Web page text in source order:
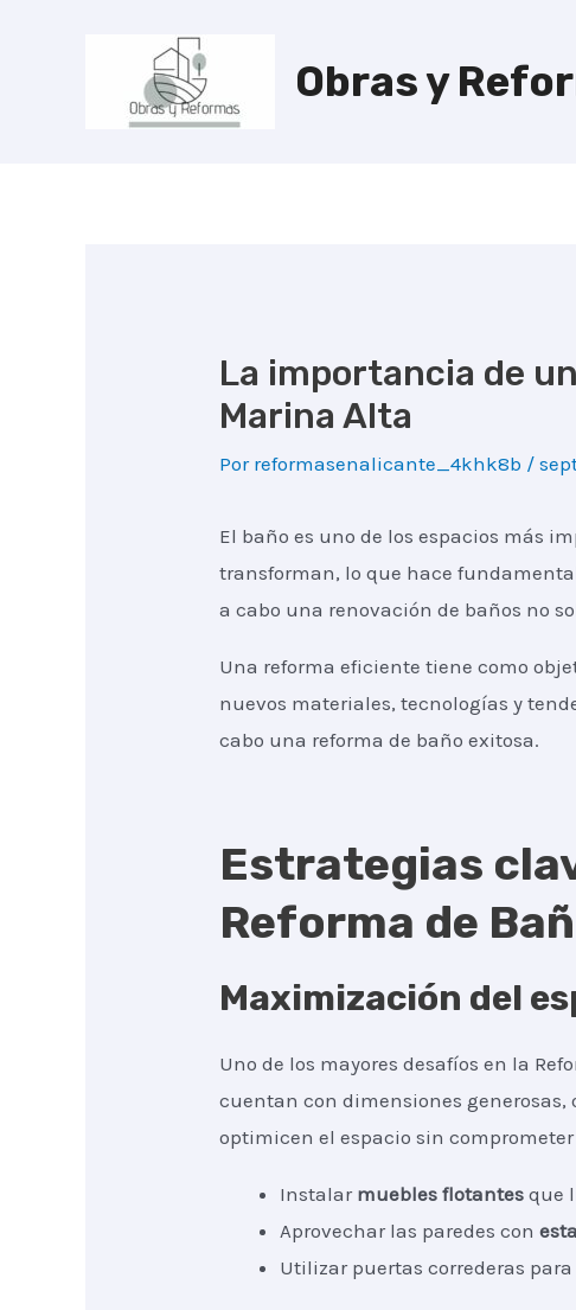
Obras y
La importancia de
Marina Alta
Por reformasenalicante_4khk8b /
El baño es uno de los espacios más
transforman, lo que hace
a cabo una renovación de baños no
Una reforma eficiente tiene como
nuevos materiales, tecnologías y
cabo una reforma de baño exitosa.
Estrategias
Reforma de
Maximización del
Uno de los mayores desafíos en la
cuentan con dimensiones generosas,
optimicen el espacio sin
Instalar muebles flotantes que
Aprovechar las paredes con
Utilizar puertas correderas